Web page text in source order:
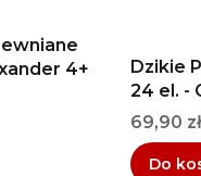
4+
Dzikie
24 el. -
Cena
69,90 zł
Do